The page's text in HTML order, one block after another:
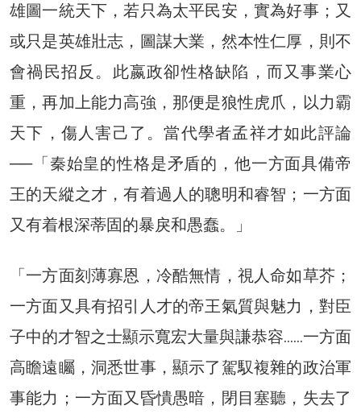
雄圖一統天下，若只為太平民安，實為好事；又
或只是英雄壯志，圖謀大業，然本性仁厚，則不
會禍民招反。此嬴政卻性格缺陷，而又事業心
重，再加上能力高強，那便是狼性虎爪，以力霸
天下，傷人害己了。當代學者孟祥才如此評論
──「秦始皇的性格是矛盾的，他一方面具備帝
王的天縱之才，有着過人的聰明和睿智；一方面
又有着根深蒂固的暴戾和愚蠢。」
「一方面刻薄寡恩，冷酷無情，視人命如草芥；
一方面又具有招引人才的帝王氣質與魅力，對臣
子中的才智之士顯示寬宏大量與謙恭容……一方面
高瞻遠矚，洞悉世事，顯示了駕馭複雜的政治軍
事能力；一方面又昏憒愚暗，閉目塞聽，失去了